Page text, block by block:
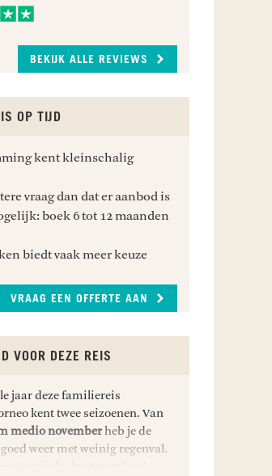
BEKIJK ALLE REVIEWS
OP TIJD
kent kleinschalig
vraag dan dat er aanbod is
boek 6 tot 12 maanden
biedt vaak meer keuze
VRAAG EEN OFFERTE AAN
VOOR DEZE REIS
jaar deze familiereis
kent twee seizoenen. Van
medio november heb je de
weer met weinig regenval.